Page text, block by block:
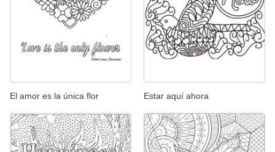
El amor es la única flor Estar aquí ahora